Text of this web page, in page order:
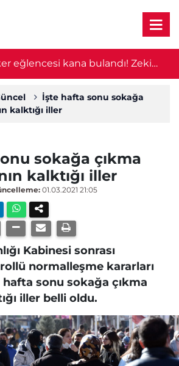
eğlencesi kana bulandı! Zeki
kaybetti
İşte hafta sonu sokağa
kalktığı iller
sokağa çıkma
kalktığı iller
01.03.2021 21:05
Kabinesi sonrası
normalleşme kararları
sonu sokağa çıkma
iller belli oldu.